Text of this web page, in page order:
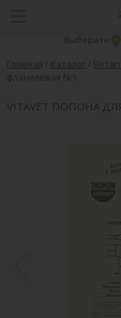
Выберите:
Главная / Каталог /
фланелевая №1
VITAVET ПОПОНА